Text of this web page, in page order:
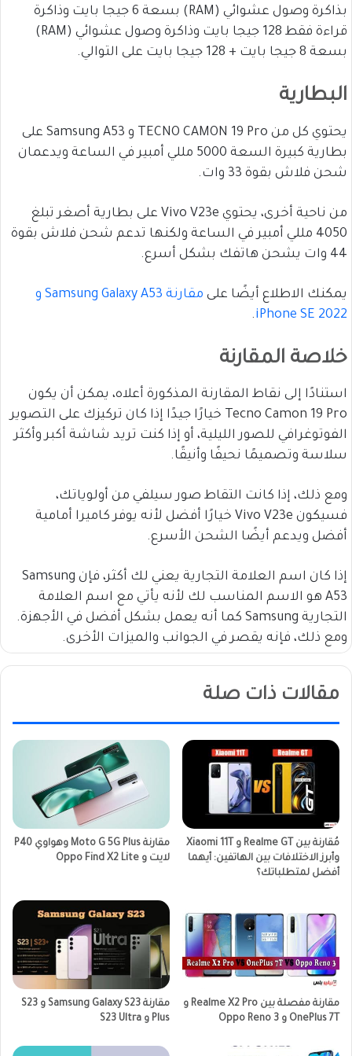
بذاكرة وصول عشوائي (RAM) بسعة 6 جيجا بايت وذاكرة
قراءة فقط 128 جيجا بايت وذاكرة وصول عشوائي (RAM)
بسعة 8 جيجا بايت + 128 جيجا بايت على التوالي.
البطارية
يحتوي كل من TECNO CAMON 19 Pro و Samsung A53 على
بطارية كبيرة السعة 5000 مللي أمبير في الساعة ويدعمان
شحن فلاش بقوة 33 وات.
من ناحية أخرى، يحتوي Vivo V23e على بطارية أصغر تبلغ
4050 مللي أمبير في الساعة ولكنها تدعم شحن فلاش بقوة
44 وات يشحن هاتفك بشكل أسرع.
يمكنك الاطلاع أيضًا على
مقارنة Samsung Galaxy A53 و
iPhone SE 2022
.
خلاصة المقارنة
استنادًا إلى نقاط المقارنة المذكورة أعلاه، يمكن أن يكون
Tecno Camon 19 Pro خيارًا جيدًا إذا كان تركيزك على التصوير
الفوتوغرافي للصور الليلية، أو إذا كنت تريد شاشة أكبر وأكثر
سلاسة وتصميمًا نحيفًا وأنيقًا.
ومع ذلك، إذا كانت التقاط صور سيلفي من أولوياتك،
فسيكون Vivo V23e خيارًا أفضل لأنه يوفر كاميرا أمامية
أفضل ويدعم أيضًا الشحن الأسرع.
إذا كان اسم العلامة التجارية يعني لك أكثر، فإن Samsung
A53 هو الاسم المناسب لك لأنه يأتي مع اسم العلامة
التجارية Samsung كما أنه يعمل بشكل أفضل في الأجهزة.
ومع ذلك، فإنه يقصر في الجوانب والميزات الأخرى.
مقالات ذات صلة
مُقارنة بين Realme GT و Xiaomi 11T
وأبرز الاختلافات بين الهاتفين: أيهما
أفضل لمتطلباتك؟
مقارنة Moto G 5G Plus وهواوي P40
لايت و Oppo Find X2 Lite
مقارنة مفصلة بين Realme X2 Pro و
OnePlus 7T و Oppo Reno 3
مقارنة Samsung Galaxy S23 و S23
Plus و S23 Ultra